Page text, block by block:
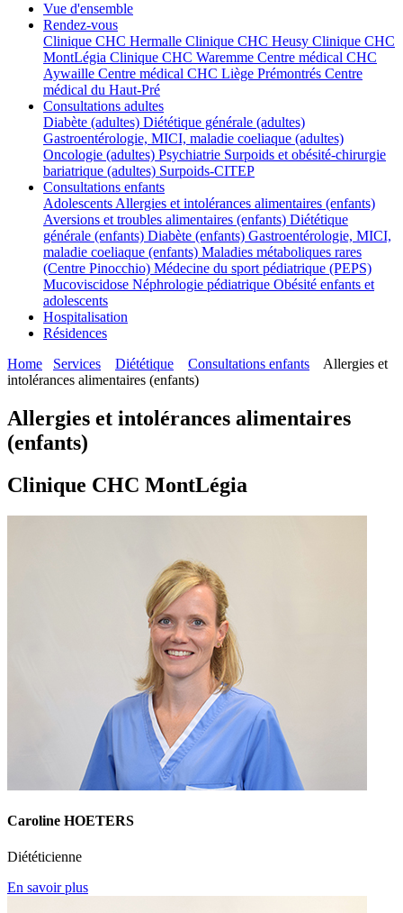
Vue d'ensemble
Rendez-vous
Clinique CHC Hermalle Clinique CHC Heusy Clinique CHC
MontLégia Clinique CHC Waremme Centre médical CHC
Aywaille Centre médical CHC Liège Prémontrés Centre
médical du Haut-Pré
Consultations adultes
Diabète (adultes) Diététique générale (adultes)
Gastroentérologie, MICI, maladie coeliaque (adultes)
Oncologie (adultes) Psychiatrie Surpoids et obésité-chirurgie
bariatrique (adultes) Surpoids-CITEP
Consultations enfants
AdolescentsAllergies et intolérances alimentaires (enfants)
Aversions et troubles alimentaires (enfants) Diététique
générale (enfants) Diabète (enfants) Gastroentérologie, MICI,
maladie coeliaque (enfants) Maladies métaboliques rares
(Centre Pinocchio) Médecine du sport pédiatrique (PEPS)
Mucoviscidose Néphrologie pédiatrique Obésité enfants et
adolescents
Hospitalisation
Résidences
Home
Services Diététique Consultations enfants
Allergies et
intolérances alimentaires (enfants)
Allergies et intolérances alimentaires
(enfants)
Clinique CHC MontLégia
Caroline HOETERS
Diététicienne
En savoir plus